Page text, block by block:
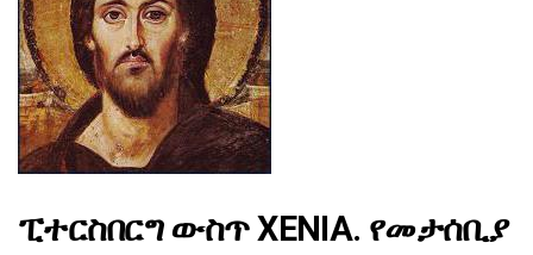
ፒተርስበርግ ውስጥ XENIA. የመታሰቢያ